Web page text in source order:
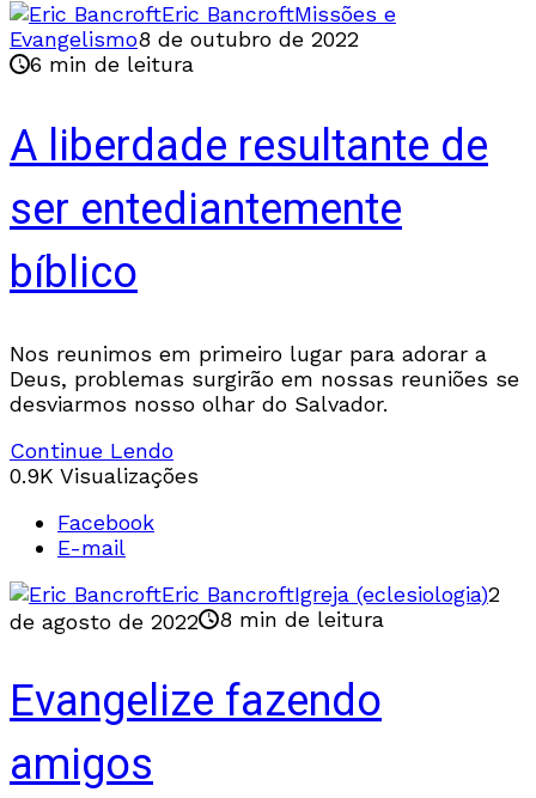
Eric BancroftMissões e
Evangelismo8 de outubro de 2022
6 min de leitura
A liberdade resultante de
ser entediantemente
bíblico
Nos reunimos em primeiro lugar para adorar a
Deus, problemas surgirão em nossas reuniões se
desviarmos nosso olhar do Salvador.
Continue Lendo
0.9K Visualizações
Facebook
E-mail
Eric BancroftIgreja (eclesiologia)2
de agosto de 2022
8 min de leitura
Evangelize fazendo
amigos